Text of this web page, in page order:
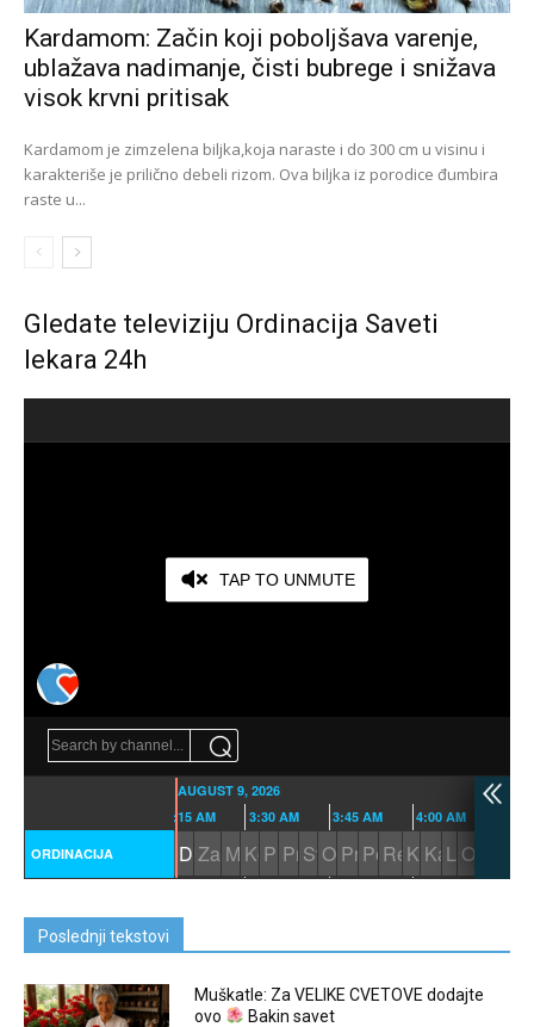
Kardamom: Začin koji poboljšava varenje,
ublažava nadimanje, čisti bubrege i snižava
visok krvni pritisak
Kardamom je zimzelena biljka,koja naraste i do 300 cm u visinu i
karakteriše je prilično debeli rizom. Ova biljka iz porodice đumbira
raste u...
Gledate televiziju Ordinacija Saveti
lekara 24h
Poslednji tekstovi
Muškatle: Za VELIKE CVETOVE dodajte
ovo
Bakin savet